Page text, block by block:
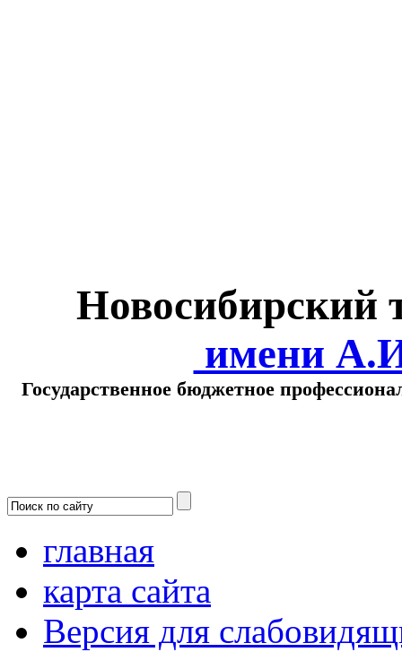
Новосибирский
имени
Государственное бюджетное
главная
карта сайта
Версия для